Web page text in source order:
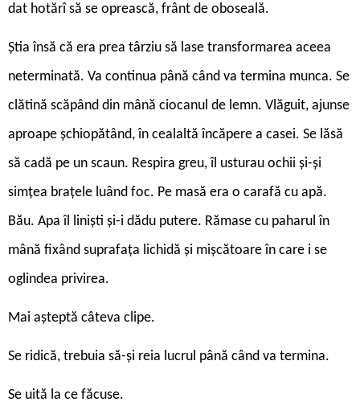
dat hotărî să se oprească, frânt de oboseală.
Știa însă că era prea târziu să lase transformarea aceea
neterminată. Va continua până când va termina munca. Se
clătină scăpând din mână ciocanul de lemn. Vlăguit, ajunse
aproape șchiopătând, în cealaltă încăpere a casei. Se lăsă
să cadă pe un scaun. Respira greu, îl usturau ochii și-și
simțea brațele luând foc. Pe masă era o carafă cu apă.
Bău. Apa îl liniști și-i dădu putere. Rămase cu paharul în
mână fixând suprafața lichidă și mișcătoare în care i se
oglindea privirea.
Mai așteptă câteva clipe.
Se ridică, trebuia să-și reia lucrul până când va termina.
Se uită la ce făcuse.